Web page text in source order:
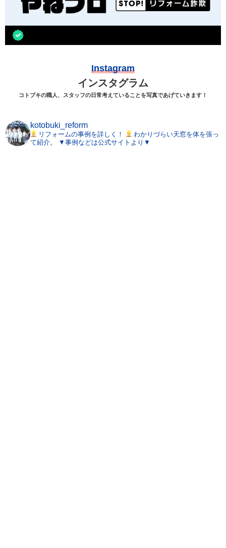
Instagram
インスタグラム
コトブキの職人、スタッフの日常考えていることを写真であげていきます！
kotobuki_reform
リフォームの事例を詳しく！
わかりづらい天窓を体を張っ
て紹介。
▼事例などは公式サイトより▼